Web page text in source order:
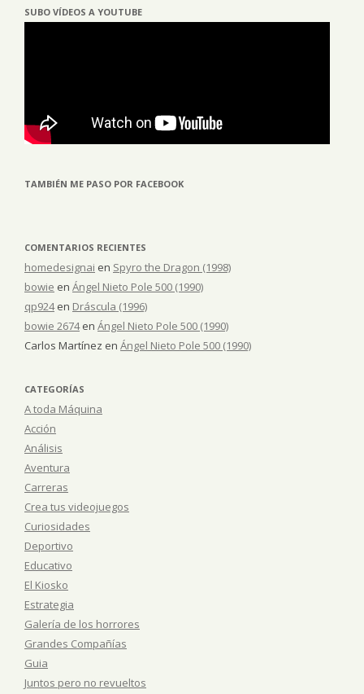
SUBO VÍDEOS A YOUTUBE
TAMBIÉN ME PASO POR FACEBOOK
COMENTARIOS RECIENTES
homedesignai en Spyro the Dragon (1998)
bowie en Ángel Nieto Pole 500 (1990)
qp924en Dráscula (1996)
bowie 2674en Ángel Nieto Pole 500 (1990)
Carlos Martínez en Ángel Nieto Pole 500 (1990)
CATEGORÍAS
A toda Máquina
Acción
Análisis
Aventura
Carreras
Crea tus videojuegos
Curiosidades
Deportivo
Educativo
El Kiosko
Estrategia
Galería de los horrores
Grandes Compañías
Guia
Juntos pero no revueltos